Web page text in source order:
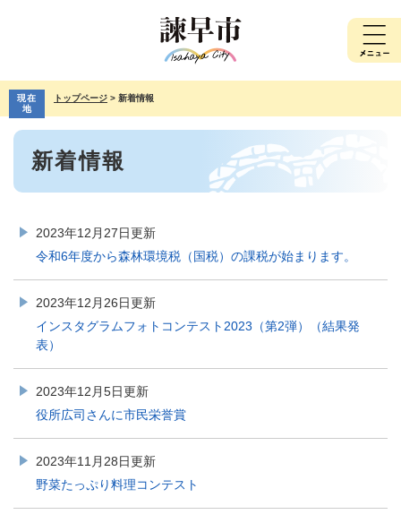
先
で
す。
を
ば
現在
地
トップページ > 新着情報
本
新着情報
2023年12月27日更新
令和6年度から森林環境税（国税）の課税が始まります。
2023年12月26日更新
インスタグラムフォトコンテスト2023（第2弾）（結果発
表）
2023年12月5日更新
役所広司さんに市民栄誉賞
2023年11月28日更新
野菜たっぷり料理コンテスト